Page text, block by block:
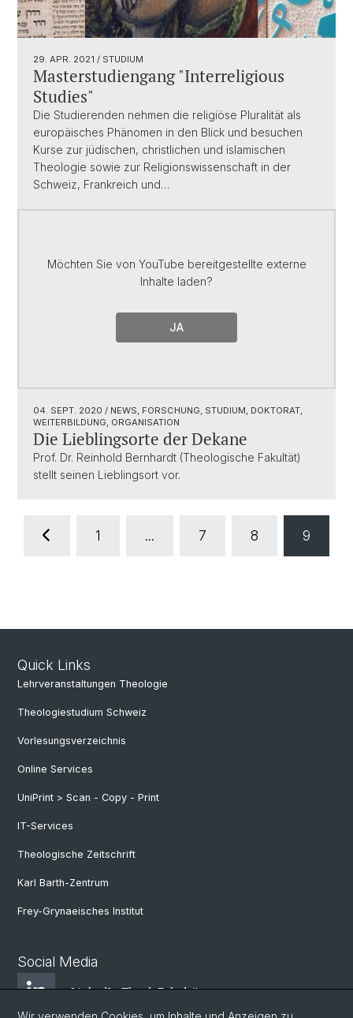
29. APR. 2021 / STUDIUM
Masterstudiengang "Interreligious
Studies"
Die Studierenden nehmen die religiöse Pluralität als
europäisches Phänomen in den Blick und besuchen
Kurse zur jüdischen, christlichen und islamischen
Theologie sowie zur Religionswissenschaft in der
Schweiz, Frankreich und…
Möchten Sie von YouTube bereitgestellte externe
Inhalte laden?
JA
04. SEPT. 2020 / NEWS, FORSCHUNG, STUDIUM, DOKTORAT,
WEITERBILDUNG, ORGANISATION
Die Lieblingsorte der Dekane
Prof. Dr. Reinhold Bernhardt (Theologische Fakultät)
stellt seinen Lieblingsort vor.
1 ... 7 8 9
Quick Links
Lehrveranstaltungen Theologie
Theologiestudium Schweiz
Vorlesungsverzeichnis
Online Services
UniPrint > Scan - Copy - Print
IT-Services
Theologische Zeitschrift
Karl Barth-Zentrum
Frey-Grynaeisches Institut
Social Media
LinkedIn Theol. Fakultät